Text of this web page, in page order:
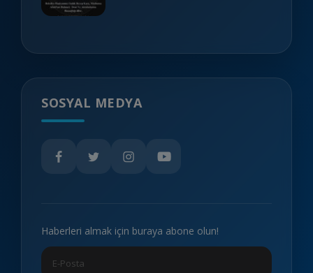
SOSYAL MEDYA
Haberleri almak için buraya abone olun!